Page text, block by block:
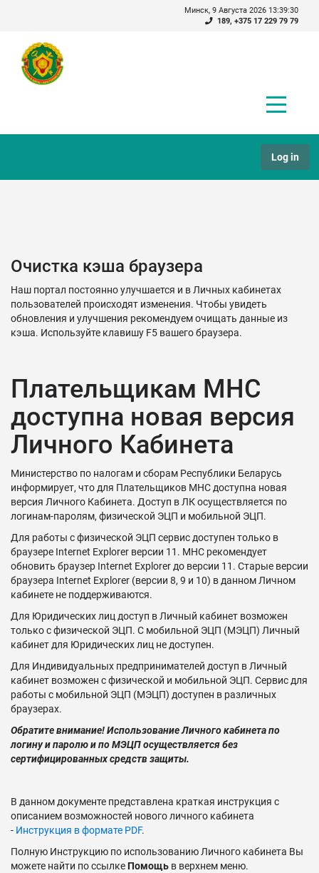
Минск, 9 Августа 2026 13:39:31
189, +375 17 229 79 79
Log in
Очистка кэша браузера
Наш портал постоянно улучшается и в Личных кабинетах
пользователей происходят изменения. Чтобы увидеть
обновления и улучшения рекомендуем очищать данные из
кэша. Используйте клавишу F5 вашего браузера.
Плательщикам МНС
доступна новая версия
Личного Кабинета
Министерство по налогам и сборам Республики Беларусь
информирует, что для Плательщиков МНС доступна новая
версия Личного Кабинета. Доступ в ЛК осуществляется по
логинам-паролям, физической ЭЦП и мобильной ЭЦП.
Для работы с физической ЭЦП сервис доступен только в
браузере Internet Explorer версии 11. МНС рекомендует
обновить браузер Internet Explorer до версии 11. Старые версии
браузера Internet Explorer (версии 8, 9 и 10) в данном Личном
кабинете не поддерживаются.
Для Юридических лиц доступ в Личный кабинет возможен
только с физической ЭЦП. С мобильной ЭЦП (МЭЦП) Личный
кабинет для Юридических лиц не доступен.
Для Индивидуальных предпринимателей доступ в Личный
кабинет возможен с физической и мобильной ЭЦП. Сервис для
работы с мобильной ЭЦП (МЭЦП) доступен в различных
браузерах.
Обратите внимание! Использование Личного кабинета по
логину и паролю и по МЭЦП осуществляется без
сертифицированных средств защиты.
В данном документе представлена краткая инструкция с
описанием возможностей нового личного кабинета
- Инструкция в формате PDF.
Полную Инструкцию по использованию Личного кабинета Вы
можете найти по ссылке Помощь в верхнем меню.